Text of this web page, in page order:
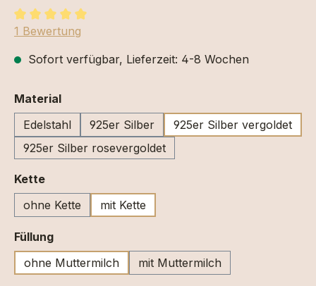
Durchschnittliche Bewertung von 5 von 5 Sternen
1 Bewertung
Sofort verfügbar, Lieferzeit: 4-8 Wochen
Materialauswählen
Edelstahl
925er Silber
925er Silber vergoldet
925er Silber rosevergoldet
Ketteauswählen
ohne Kette
mit Kette
Füllungauswählen
ohne Muttermilch
mit Muttermilch